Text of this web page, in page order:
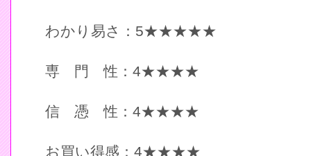
わかり易さ：5★★★★★
専 門 性：4★★★★
信 憑 性：4★★★★
お買い得感：4★★★★